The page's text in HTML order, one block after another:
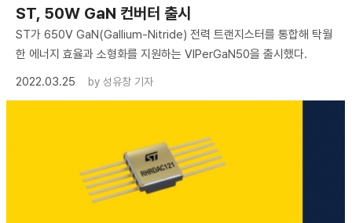
ST, 50W GaN 컨버터 출시
ST가 650V GaN(Gallium-Nitride) 전력 트랜지스터를 통합해 탁월
한 에너지 효율과 소형화를 지원하는 VIPerGaN50을 출시했다.
2022.03.25
by 성유창 기자